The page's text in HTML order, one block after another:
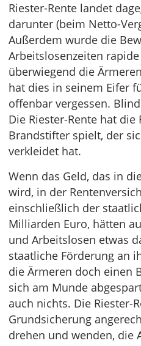
Riester-Rente landet
darunter (beim Netto-
Außerdem wurde die
Arbeitslosenzeiten
überwiegend die
hat dies in seinem Eifer
offenbar vergessen.
Die Riester-Rente hat die
Brandstifter spielt, der
verkleidet hat.
Wenn das Geld, das in
wird, in der
einschließlich der
Milliarden Euro, hätten
und Arbeitslosen etwas
staatliche Förderung an
die Ärmeren doch einen
sich am Munde
auch nichts. Die Riester-
Grundsicherung
drehen und wenden, die